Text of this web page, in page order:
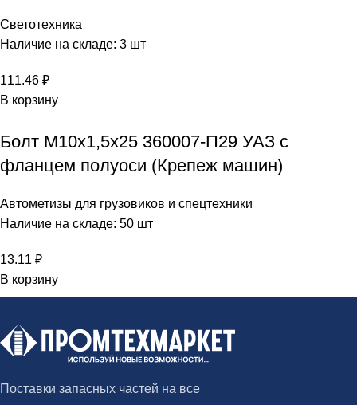
Светотехника
Наличие на складе: 3 шт
111.46 ₽
В корзину
Болт М10х1,5х25 360007-П29 УАЗ с
фланцем полуоси (Крепеж машин)
Автометизы для грузовиков и спецтехники
Наличие на складе: 50 шт
13.11 ₽
В корзину
Поставки запасных частей на все